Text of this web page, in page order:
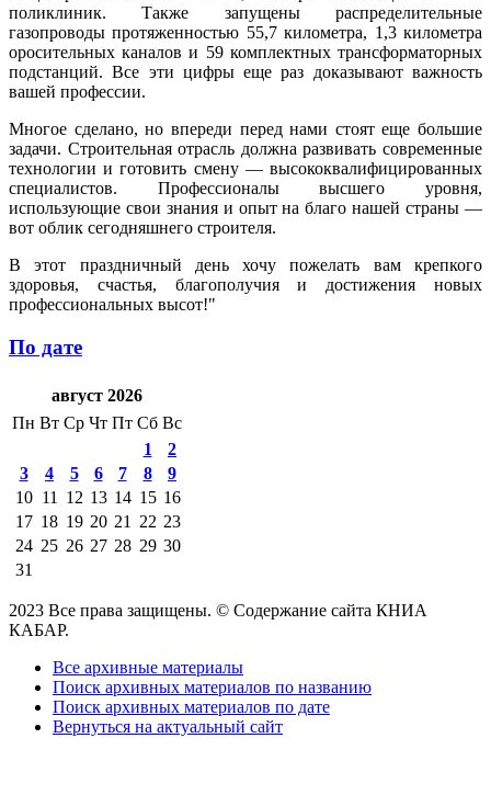
поликлиник. Также запущены распределительные
газопроводы протяженностью 55,7 километра, 1,3 километра
оросительных каналов и 59 комплектных трансформаторных
подстанций. Все эти цифры еще раз доказывают важность
вашей профессии.
Многое сделано, но впереди перед нами стоят еще большие
задачи. Строительная отрасль должна развивать современные
технологии и готовить смену — высококвалифицированных
специалистов. Профессионалы высшего уровня,
использующие свои знания и опыт на благо нашей страны —
вот облик сегодняшнего строителя.
В этот праздничный день хочу пожелать вам крепкого
здоровья, счастья, благополучия и достижения новых
профессиональных высот!"
По дате
август 2026
Пн Вт Ср Чт Пт Сб Вс
1
2
3
4 5 6 7 8
9
10 11 12 13 14 15 16
17 18 19 20 21 22 23
24 25 26 27 28 29 30
31
2023 Все права защищены. © Содержание сайта КНИА
КАБАР.
Все архивные материалы
Поиск архивных материалов по названию
Поиск архивных материалов по дате
Вернуться на актуальный сайт